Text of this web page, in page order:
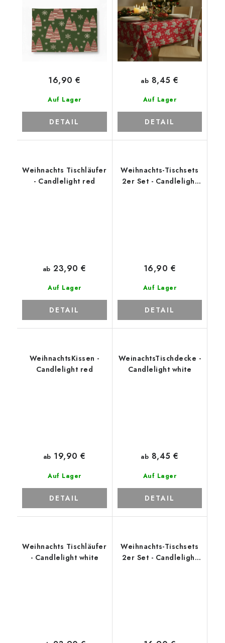
Auf Lager
16,90 €
DETAIL
Auf Lager
ab 8,45 €
DETAIL
Weihnachts Tischläufer
- Candlelight red
Auf Lager
ab 23,90 €
DETAIL
Weihnachts-Tischsets
2er Set - Candlelight
Auf Lager
16,90 €
DETAIL
WeihnachtsKissen -
Candlelight red
Auf Lager
ab 19,90 €
DETAIL
WeinachtsTischdecke -
Candlelight white
Auf Lager
ab 8,45 €
DETAIL
Weihnachts Tischläufer
- Candlelight white
Weihnachts-Tischsets
2er Set - Candlelight